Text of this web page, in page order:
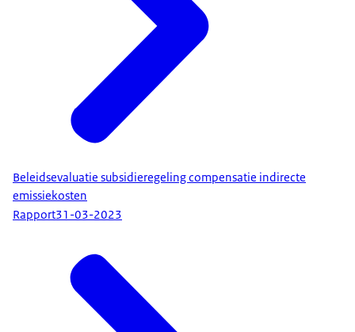
Beleidsevaluatie subsidieregeling compensatie indirecte
emissiekosten
Rapport31-03-2023